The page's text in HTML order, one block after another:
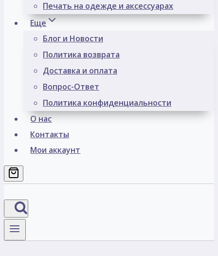
Печать на одежде и аксессуарах
Еще
Блог и Новости
Политика возврата
Доставка и оплата
Вопрос-Ответ
Политика конфиденциальности
О нас
Контакты
Мои аккаунт